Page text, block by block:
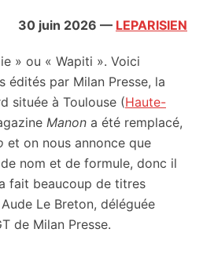
30 juin 2026 — LEPARISIEN
» ou « Wapiti ». Voici
édités par Milan Presse, la
située à Toulouse (Haute-
Manon a été remplacé,
et on nous annonce que
nom et de formule, donc il
fait beaucoup de titres
Le Breton, déléguée
de Milan Presse.